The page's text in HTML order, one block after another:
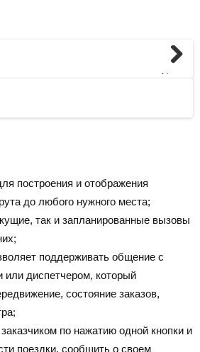
Next
построения и отображения
до любого нужного места;
так и запланированные вызовы
поддерживать общение с
или диспетчером, который
состояние заказов,
по нажатию одной кнопки и
поездки, сообщить о своем